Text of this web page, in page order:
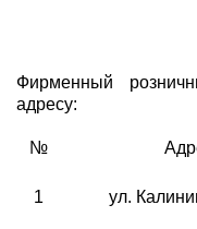
Фирменный
адресу:
№
1 ул.